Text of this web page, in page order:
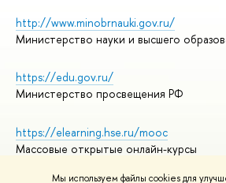
Мы используем файлы cookies для
http://www.minobrnauki.gov.ru/
Министерство науки и высшего
https://edu.gov.ru/
Министерство просвещения РФ
https://elearning.hse.ru/mooc
Массовые открытые онлайн-курсы